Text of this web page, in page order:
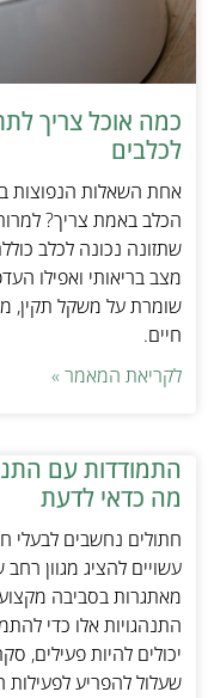
כמה אוכל צריך
לכלבים
אחת השאלות הנפוצות
הכלב באמת צריך?
שתזונה נכונה לכלב
מצב בריאותי ואפילו
שומרת על משקל תקין,
חיים.
לקריאת המאמר »
התמודדות עם
מה כדאי לדעת
חתולים נחשבים לבעלי
עשויים להציג מגוון
מאתגרות בסביבה
התנהגויות אלו כדי
יכולים להיות פעילים,
שעלול להפריע לפעילות